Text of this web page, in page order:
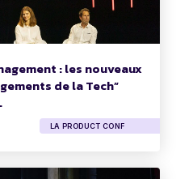
: les nouveaux
de la Tech”
LA PRODUCT CONF